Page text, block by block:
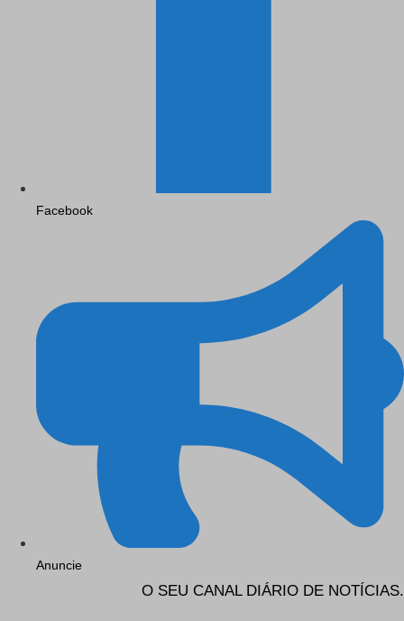
Facebook
Anuncie
O SEU CANAL DIÁRIO DE NOTÍCIAS.